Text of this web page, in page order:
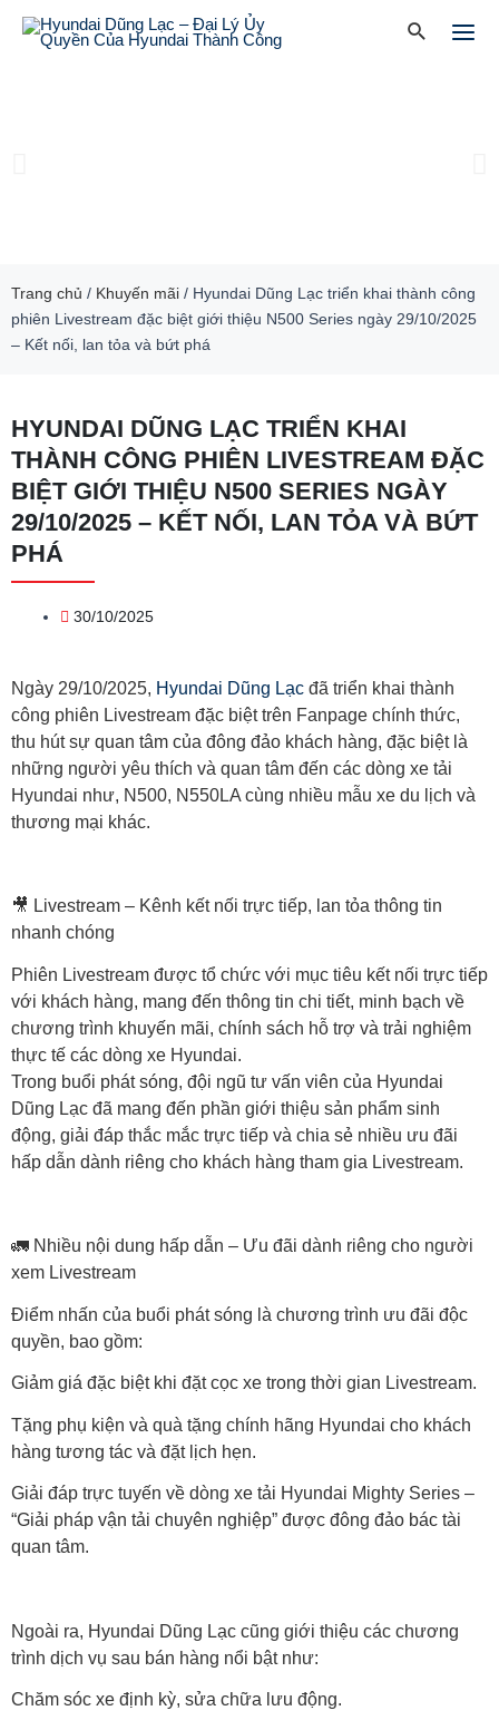
Search
Trang chủ / Khuyến mãi / Hyundai Dũng Lạc triển khai thành công
phiên Livestream đặc biệt giới thiệu N500 Series ngày 29/10/2025
– Kết nối, lan tỏa và bứt phá
HYUNDAI DŨNG LẠC TRIỂN KHAI
THÀNH CÔNG PHIÊN LIVESTREAM ĐẶC
BIỆT GIỚI THIỆU N500 SERIES NGÀY
29/10/2025 – KẾT NỐI, LAN TỎA VÀ BỨT
PHÁ
30/10/2025
Ngày 29/10/2025, Hyundai Dũng Lạc đã triển khai thành
công phiên Livestream đặc biệt trên Fanpage chính thức,
thu hút sự quan tâm của đông đảo khách hàng, đặc biệt là
những người yêu thích và quan tâm đến các dòng xe tải
Hyundai như, N500, N550LA cùng nhiều mẫu xe du lịch và
thương mại khác.
🎥 Livestream – Kênh kết nối trực tiếp, lan tỏa thông tin
nhanh chóng
Phiên Livestream được tổ chức với mục tiêu kết nối trực tiếp
với khách hàng, mang đến thông tin chi tiết, minh bạch về
chương trình khuyến mãi, chính sách hỗ trợ và trải nghiệm
thực tế các dòng xe Hyundai.
Trong buổi phát sóng, đội ngũ tư vấn viên của Hyundai
Dũng Lạc đã mang đến phần giới thiệu sản phẩm sinh
động, giải đáp thắc mắc trực tiếp và chia sẻ nhiều ưu đãi
hấp dẫn dành riêng cho khách hàng tham gia Livestream.
🚛 Nhiều nội dung hấp dẫn – Ưu đãi dành riêng cho người
xem Livestream
Điểm nhấn của buổi phát sóng là chương trình ưu đãi độc
quyền, bao gồm:
Giảm giá đặc biệt khi đặt cọc xe trong thời gian Livestream.
Tặng phụ kiện và quà tặng chính hãng Hyundai cho khách
hàng tương tác và đặt lịch hẹn.
Giải đáp trực tuyến về dòng xe tải Hyundai Mighty Series –
“Giải pháp vận tải chuyên nghiệp” được đông đảo bác tài
quan tâm.
Ngoài ra, Hyundai Dũng Lạc cũng giới thiệu các chương
trình dịch vụ sau bán hàng nổi bật như:
Chăm sóc xe định kỳ, sửa chữa lưu động.